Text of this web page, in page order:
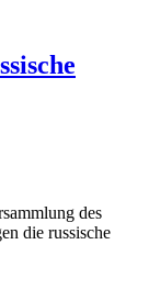
des
die russische